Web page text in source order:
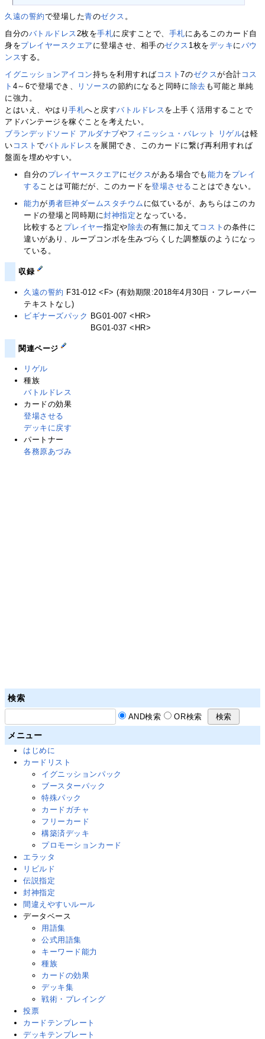
久遠の誓約で登場した青のゼクス 。
自分のバトルドレス 2枚を手札に戻すことで、 手札にあるこのカード自
身をプレイヤースクエア に登場させ、相手のゼクス 1枚をデッキにバウ
ンスする。
イグニッションアイコン持ちを利用すれば コスト7のゼクスが合計 コス
ト 4～6で登場でき、 リソースの節約になると同時に 除去 も可能と単純
に強力。
とはいえ、やはり手札へと戻すバトルドレスを上手く活用することで
アドバンテージを稼ぐことを考えたい。
ブランデッドソード アルダナブやフィニッシュ・バレット リゲルは軽
い コストでバトルドレス を展開でき、このカードに繋げ再利用すれば
盤面を埋めやすい。
自分のプレイヤースクエアにゼクスがある場合でも 能力 を プレイ
することは可能だが、このカードを登場させる ことはできない。
能力が勇者巨神ダームスタチウム に似ているが、あちらはこのカ
ードの登場と同時期に封神指定 となっている。
比較すると プレイヤー指定や除去の有無に加えて コストの条件に
違いがあり、ループコンボを生みづらくした調整版のようになっ
ている。
収録
久遠の誓約 F31-012 <F> (有効期限:2018年4月30日・フレーバー
テキストなし)
ビギナーズパック BG01-007 <HR>
BG01-037 <HR>
関連ページ
リゲル
種族
バトルドレス
カードの効果
登場させる
デッキに戻す
パートナー
各務原あづみ
検索
AND検索 OR検索
メニュー
はじめに
カードリスト
イグニッションパック
ブースターパック
特殊パック
カードガチャ
フリーカード
構築済デッキ
プロモーションカード
エラッタ
リビルド
伝説指定
封神指定
間違えやすいルール
データベース
用語集
公式用語集
キーワード能力
種族
カードの効果
デッキ集
戦術・プレイング
投票
カードテンプレート
デッキテンプレート